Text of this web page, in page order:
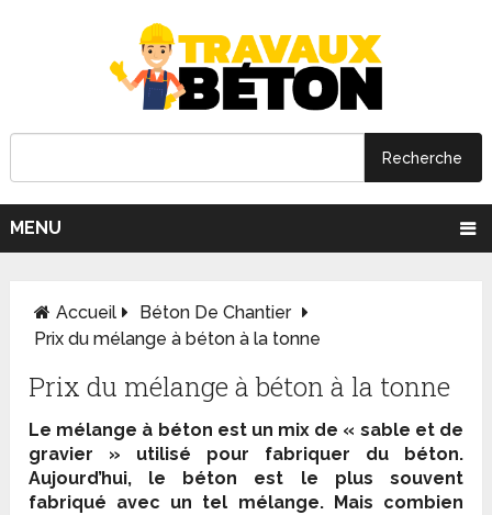
MENU
Accueil
Béton De Chantier
Prix du mélange à béton à la tonne
Prix du mélange à béton à la tonne
Le mélange à béton est un mix de « sable et de
gravier » utilisé pour fabriquer du béton.
Aujourd’hui, le béton est le plus souvent
fabriqué avec un tel mélange. Mais combien